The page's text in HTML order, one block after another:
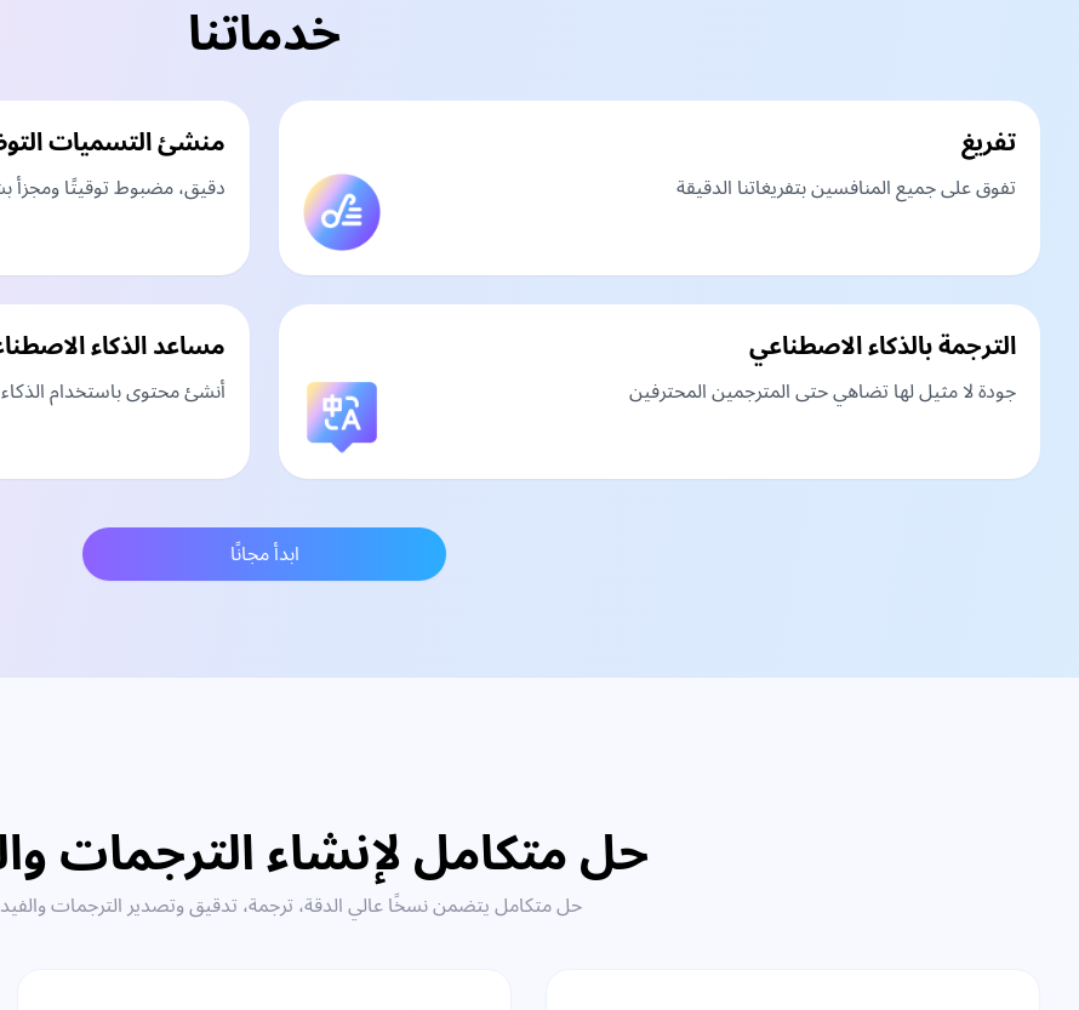
خدماتنا
تفريغ
تفوق على جميع المنافسين بتفريغاتنا الدقيقة
منشئ التسميات
دقيق، مضبوط توقيتًا ومجزأ
الترجمة بالذكاء الاصطناعي
جودة لا مثيل لها تضاهي حتى المترجمين المحترفين
مساعد الذكاء
أنشئ محتوى باستخدام
ابدأ مجانًا
حل متكامل لإنشاء الترجمات
حل متكامل يتضمن نسخًا عالي الدقة، ترجمة، تدقيق وتصدير الترجمات